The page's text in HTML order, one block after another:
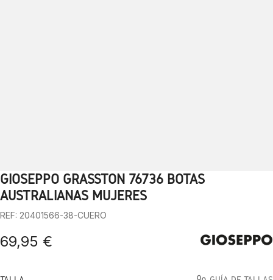
2 3 4 5 6 7 8
GIOSEPPO GRASSTON 76736 BOTAS
AUSTRALIANAS MUJERES
REF: 20401566-38-CUERO
69,95 €